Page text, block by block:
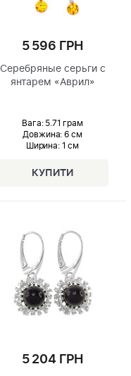
5 596 ГРН
Серебряные серьги с
янтарем «Аврил»
Вага: 5.71 грам
Довжина: 6 см
Ширина: 1 см
5 204 ГРН